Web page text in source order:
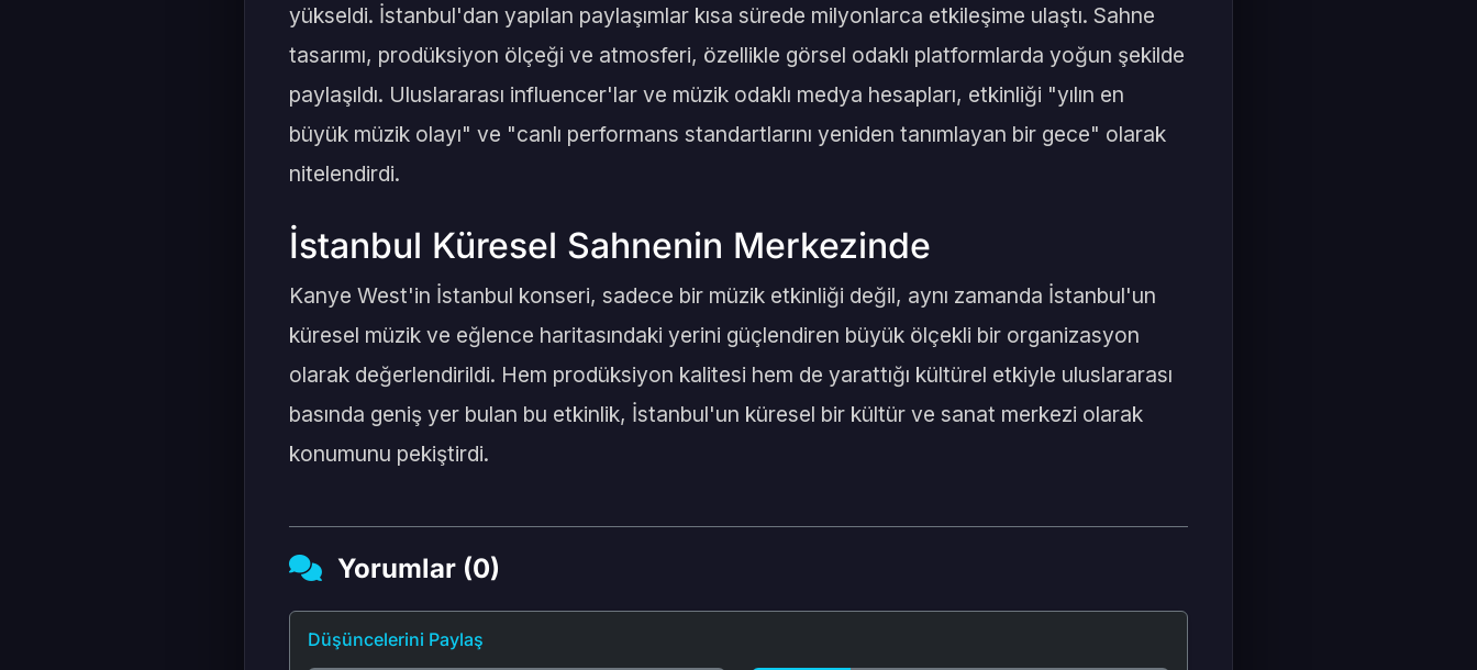
yükseldi. İstanbul'dan yapılan paylaşımlar kısa sürede milyonlarca etkileşime ulaştı. Sahne
tasarımı, prodüksiyon ölçeği ve atmosferi, özellikle görsel odaklı platformlarda yoğun şekilde
paylaşıldı. Uluslararası influencer'lar ve müzik odaklı medya hesapları, etkinliği "yılın en
büyük müzik olayı" ve "canlı performans standartlarını yeniden tanımlayan bir gece" olarak
nitelendirdi.
İstanbul Küresel Sahnenin Merkezinde
Kanye West'in İstanbul konseri, sadece bir müzik etkinliği değil, aynı zamanda İstanbul'un
küresel müzik ve eğlence haritasındaki yerini güçlendiren büyük ölçekli bir organizasyon
olarak değerlendirildi. Hem prodüksiyon kalitesi hem de yarattığı kültürel etkiyle uluslararası
basında geniş yer bulan bu etkinlik, İstanbul'un küresel bir kültür ve sanat merkezi olarak
konumunu pekiştirdi.
Yorumlar (0)
Düşüncelerini Paylaş